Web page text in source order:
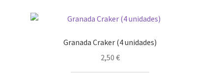
Granada Craker (4 unidades)
2,50 €